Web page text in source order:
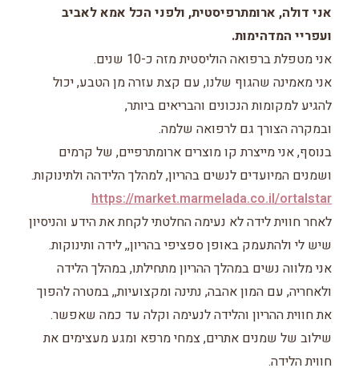
אני דולה, ארומתרפיסטית, ולפני הכל אמא לאביב
ועפריי המדהימות.
אני מטפלת ברפואה הוליסטית מזה כ-10 שנים.
אני מאמינה שהגוף שלנו, עם קצת עזרה מן הטבע, יכול
להגיע למקומות הנכונים והבריאים ביותר,
ובמקרה הצורך גם לרפואה שלמה.
בנוסף, אני מייצרת קו מוצרים ארומתרפיים, של קרמים
ושמנים המיועדים לנשים בהריון, למהלך הלידהה ולתינוקות.
https://market.marmelada.co.il/ortalstar
לאחר חווית לידה לא נעימה החלטתי לקחת את הידע והניסיון
שיש לי ולהתעמק באופן ספציפי בהריון,, לידה ותינוקות.
אני מלווה נשים במהלך ההריון מתחילתו, במהלך הלידה
ולאחריה, עם המון אהבה, נתינה ומקצועיות,, במטרה להפוך
את חווית ההריון והלידה לנעימה וקלה עד כמה שאפשר.
שילוב של שמנים אתרים, צמחי מרפא ומגע מעצימים את
חווית הלידה.